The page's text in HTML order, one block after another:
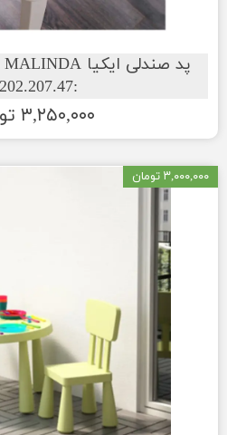
:202.207.47 )
۳,۲۵۰,۰۰۰ تومان
۳,۰۰۰,۰۰۰ تومان